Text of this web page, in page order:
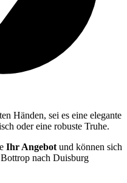
Händen, sei es eine elegante
oder eine robuste Truhe.
Ihr Angebot und können sich
nach Duisburg